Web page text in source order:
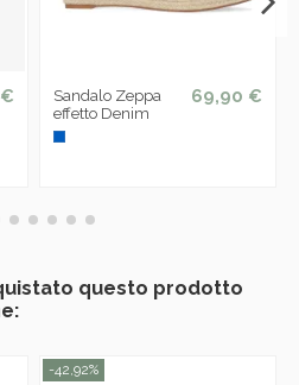
Sandalo Zeppa
effetto Denim
69,90 €
questo prodotto
-42,92%